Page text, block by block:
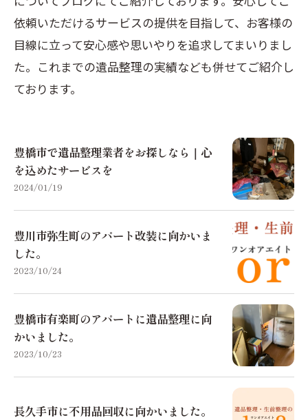
依頼いただけるサービスの提供を目指して、お客様の
目線に立って安心感や思いやりを追求してまいりまし
た。これまでの遺品整理の実績なども併せてご紹介し
ております。
豊橋市で遺品整理業者をお探しなら｜心
を込めたサービスを
2024/01/19
豊川市弥生町のアパート改装に向かいま
した。
2023/10/24
豊橋市有楽町のアパートに遺品整理に向
かいました。
2023/10/23
長久手市に不用品回収に向かいました。